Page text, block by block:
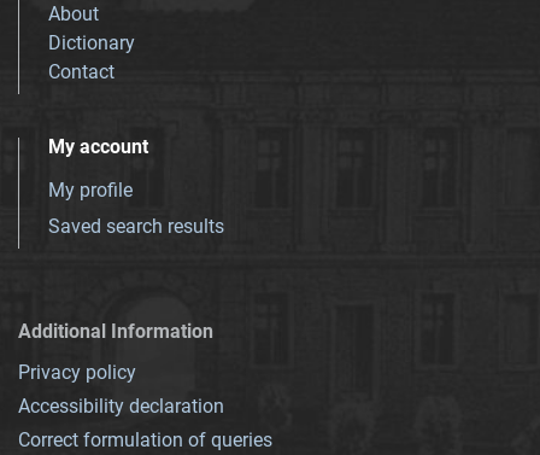
About
Dictionary
Contact
My account
My profile
Saved search results
Additional Information
Privacy policy
Accessibility declaration
Correct formulation of queries